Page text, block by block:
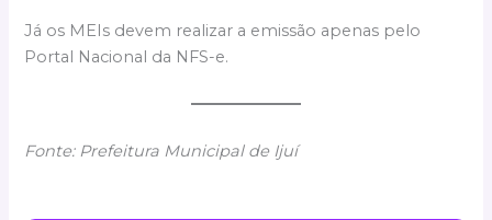
Já os MEIs devem realizar a emissão apenas pelo
Portal Nacional da NFS-e.
Fonte: Prefeitura Municipal de Ijuí